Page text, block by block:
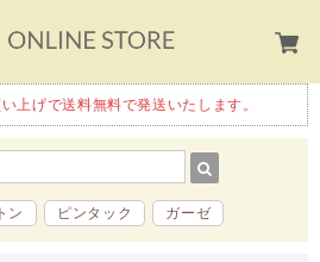
上げで送料無料で発送いたします。
ン ピンタック ガーゼ